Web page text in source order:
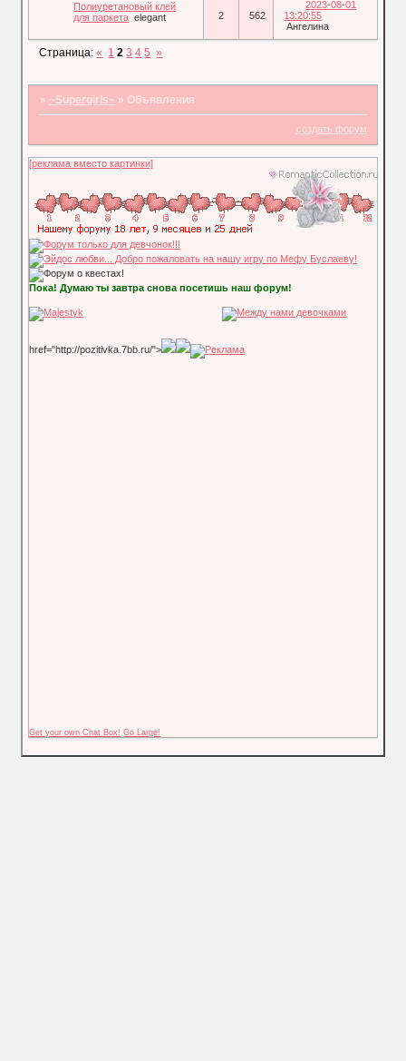
Полиуретановый клей
для паркета elegant 2 562
2023-08-01
13:20:55
Ангелина
Страница:« 1 2 3 4 5 »
» ~Supergirls~ » Объявления
создать форум
[реклама вместо картинки]
Пока! Думаю ты завтра снова посетишь наш форум!
href="http://pozitivka.7bb.ru/">
Get your own Chat Box! Go Large!